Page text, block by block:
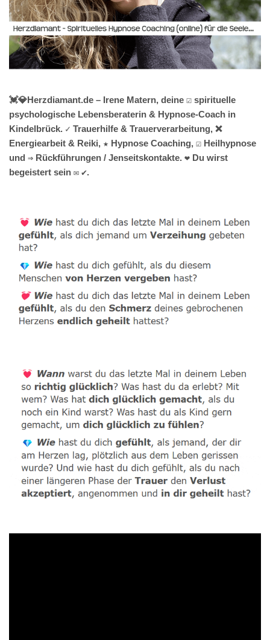
💓️💎Herzdiamant.de – Irene Matern, deine ☑️ spirituelle
psychologische Lebensberaterin & Hypnose-Coach in
Kindelbrück. ✓ Trauerhilfe & Trauerverarbeitung, ❌
Energiearbeit & Reiki, ★ Hypnose Coaching, ☑️ Heilhypnose
und ⇒ Rückführungen / Jenseitskontakte. ❤ Du wirst
begeistert sein ✉ ✔.